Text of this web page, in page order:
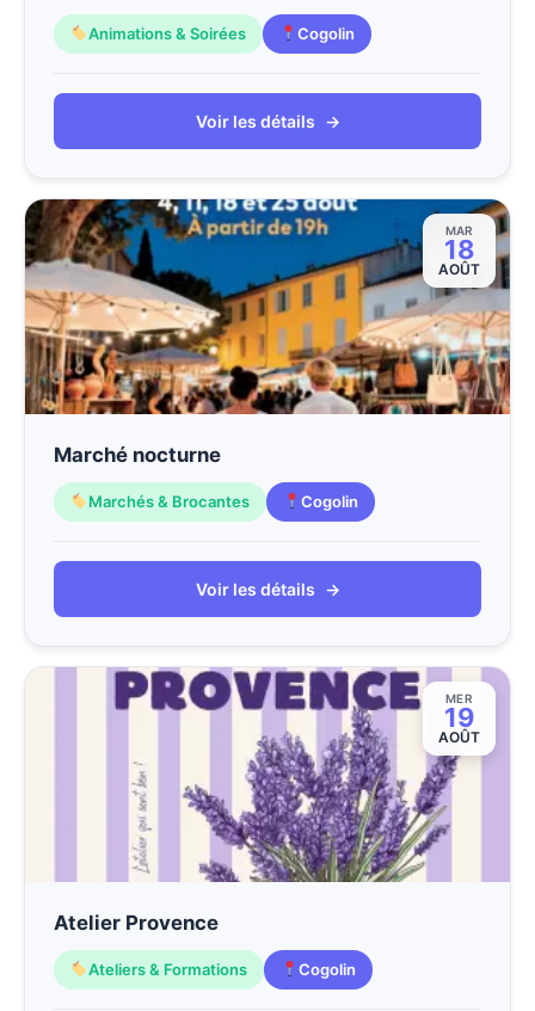
Animations & Soirées Cogolin
Voir les détails →
MAR
18
AOÛT
Marché nocturne
Marchés & Brocantes Cogolin
Voir les détails →
MER
19
AOÛT
Atelier Provence
Ateliers & Formations Cogolin